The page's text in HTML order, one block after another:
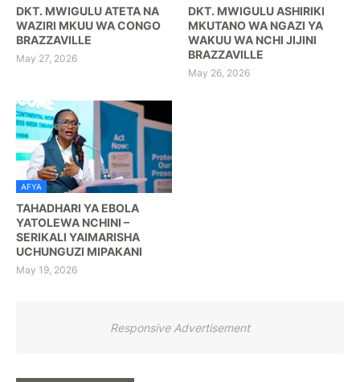
DKT. MWIGULU ATETA NA
WAZIRI MKUU WA CONGO
BRAZZAVILLE
May 27, 2026
DKT. MWIGULU ASHIRIKI
MKUTANO WA NGAZI YA
WAKUU WA NCHI JIJINI
BRAZZAVILLE
May 26, 2026
AFYA
TAHADHARI YA EBOLA
YATOLEWA NCHINI –
SERIKALI YAIMARISHA
UCHUNGUZI MIPAKANI
May 19, 2026
Responsive Advertisement